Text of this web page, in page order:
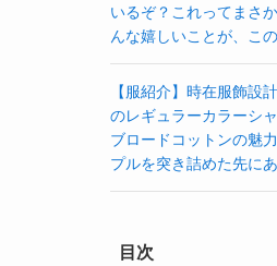
いるぞ？これってまさ
んな嬉しいことが、こ
【服紹介】時在服飾設
のレギュラーカラーシ
ブロードコットンの魅
プルを突き詰めた先に
目次